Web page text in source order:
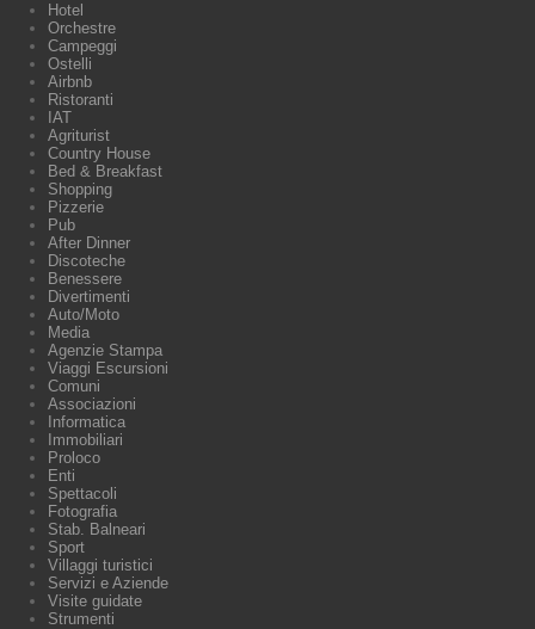
Hotel
Orchestre
Campeggi
Ostelli
Airbnb
Ristoranti
IAT
Agriturist
Country House
Bed & Breakfast
Shopping
Pizzerie
Pub
After Dinner
Discoteche
Benessere
Divertimenti
Auto/Moto
Media
Agenzie Stampa
Viaggi Escursioni
Comuni
Associazioni
Informatica
Immobiliari
Proloco
Enti
Spettacoli
Fotografia
Stab. Balneari
Sport
Villaggi turistici
Servizi e Aziende
Visite guidate
Strumenti